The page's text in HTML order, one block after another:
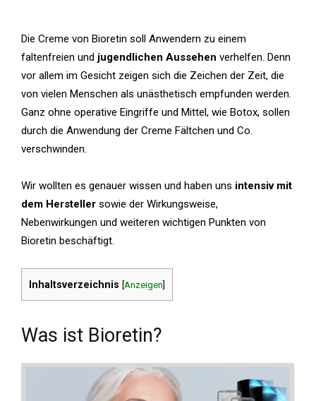
Die Creme von Bioretin soll Anwendern zu einem
faltenfreien und jugendlichen Aussehen verhelfen. Denn
vor allem im Gesicht zeigen sich die Zeichen der Zeit, die
von vielen Menschen als unästhetisch empfunden werden.
Ganz ohne operative Eingriffe und Mittel, wie Botox, sollen
durch die Anwendung der Creme Fältchen und Co.
verschwinden.
Wir wollten es genauer wissen und haben uns intensiv mit
dem Hersteller sowie der Wirkungsweise,
Nebenwirkungen und weiteren wichtigen Punkten von
Bioretin beschäftigt.
Inhaltsverzeichnis Anzeigen
Was ist Bioretin?